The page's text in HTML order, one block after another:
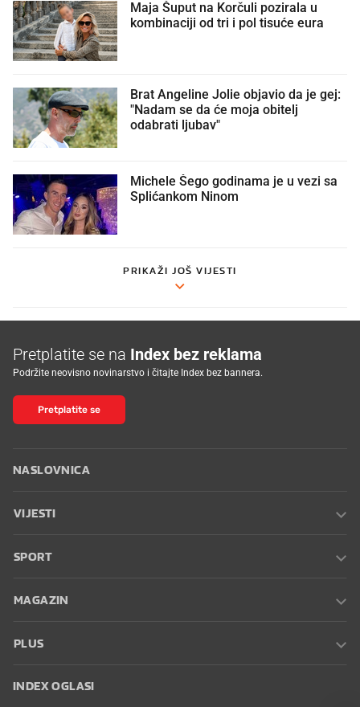
Maja Šuput na Korčuli pozirala u
kombinaciji od tri i pol tisuće eura
Brat Angeline Jolie objavio da je gej:
"Nadam se da će moja obitelj
odabrati ljubav"
Michele Šego godinama je u vezi sa
Splićankom Ninom
PRIKAŽI JOŠ VIJESTI
Pretplatite se na Index bez reklama
Podržite neovisno novinarstvo i čitajte Index bez bannera.
Pretplatite se
NASLOVNICA
VIJESTI
SPORT
MAGAZIN
PLUS
INDEX OGLASI